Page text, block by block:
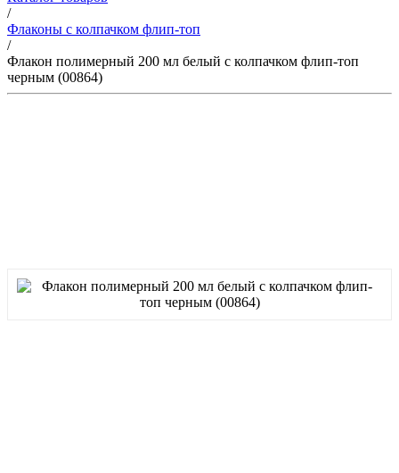
/
Флаконы с колпачком флип-топ
/
Флакон полимерный 200 мл белый с колпачком флип-топ
черным (00864)